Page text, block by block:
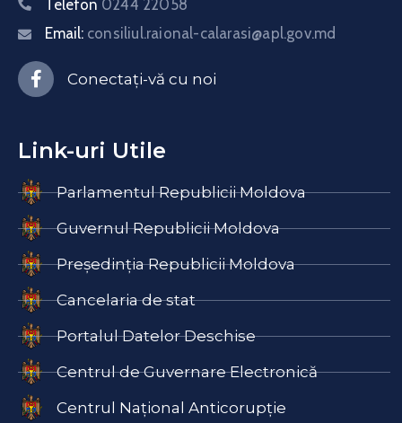
Telefon 0244 22058
Email: consiliul.raional-calarasi@apl.gov.md
Conectați-vă cu noi
Link-uri Utile
Parlamentul Republicii Moldova
Guvernul Republicii Moldova
Președinția Republicii Moldova
Cancelaria de stat
Portalul Datelor Deschise
Centrul de Guvernare Electronică
Centrul Național Anticorupție